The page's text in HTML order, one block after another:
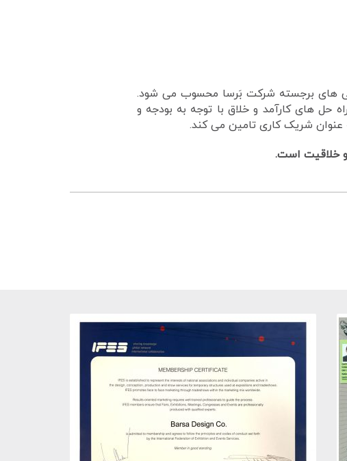
های برجسته شرکت بَرسا محسوب می شود.
حل های کارآمد و خلاق با توجه به بودجه و
عنوان شریک کاری تامین می کند.
و خلاقیت است.